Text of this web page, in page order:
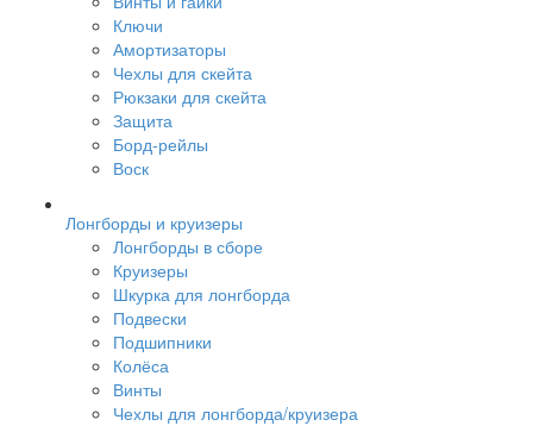
Ключи
Амортизаторы
Чехлы для скейта
Рюкзаки для скейта
Защита
Борд-рейлы
Воск
Лонгборды и круизеры
Лонгборды в сборе
Круизеры
Шкурка для лонгборда
Подвески
Подшипники
Колёса
Винты
Чехлы для лонгборда/круизера